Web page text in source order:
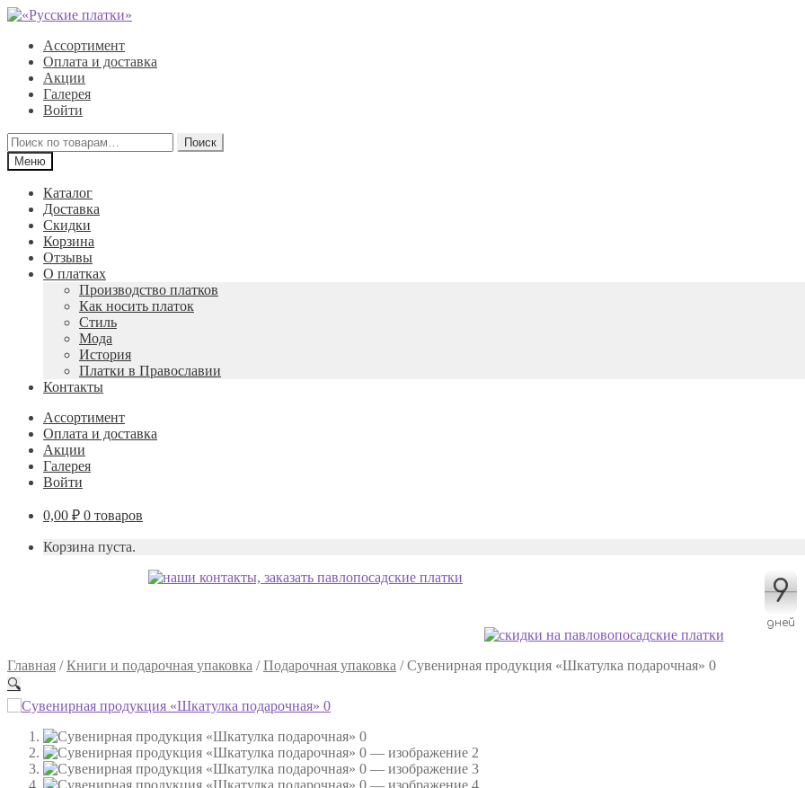
Перейти
навигации
Перейти
содержимому
Ассортимент
Оплата и доставка
Акции
Галерея
Войти
Искать:
Поиск
Меню
Каталог
Доставка
Скидки
Корзина
Отзывы
О платках
Производство платков
Как носить платок
Стиль
Мода
История
Платки в Православии
Контакты
Ассортимент
Оплата и доставка
Акции
Галерея
Войти
0,00 ₽ 0 товаров
Корзина пуста.
9
9
дней
Главная /Книги и подарочная упаковка /Подарочная упаковка /Сувенирная продукция «Шкатулка подарочная» 0
🔍